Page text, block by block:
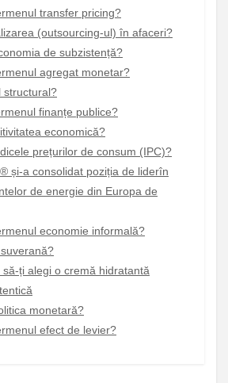
transfer pricing?
(outsourcing-ul) în afaceri?
de subzistență?
agregat monetar?
structural?
finanțe publice?
economică?
prețurilor de consum (IPC)?
și-a consolidat poziția de liderîn
de energie din Europa de
economie informală?
ți alegi o cremă hidratantă
monetară?
efect de levier?